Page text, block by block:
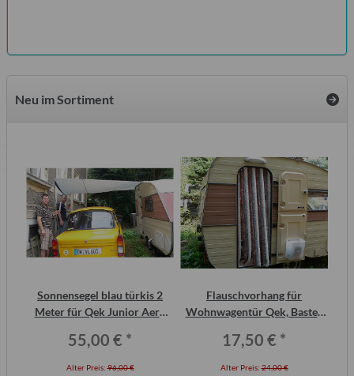
Neu im Sortiment
Sonnensegel blau türkis 2
Meter für Qek Junior Aero
55,00 € *
Alter Preis:96,00 €
Flauschvorhang für
Wohnwagentür Qek, Bastei,
17,50 € *
Alter Preis:24,00 €